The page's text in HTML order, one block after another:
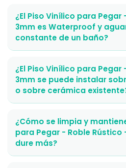
¿El Piso Vinílico para Pegar
3mm es Waterproof y
constante de un baño?
¿El Piso Vinílico para Pegar
3mm se puede instalar
o sobre cerámica
¿Cómo se limpia y
para Pegar - Roble
dure más?